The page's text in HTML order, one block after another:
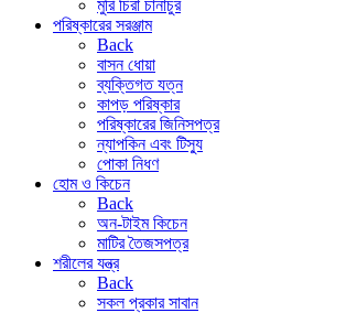
মুরি চিরা চানাচুর
পরিষ্কারের সরঞ্জাম
Back
বাসন ধোয়া
ব্যক্তিগত যত্ন
কাপড় পরিষ্কার
পরিষ্কারের জিনিসপত্র
ন্যাপকিন এবং টিস্যু
পোকা নিধণ
হোম ও কিচেন
Back
অন-টাইম কিচেন
মাটির তৈজসপত্র
শরীলের যন্ত্র
Back
সকল প্রকার সাবান